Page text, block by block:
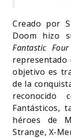
Creado por
Doom hizo
Fantastic
representado
objetivo es
de la
reconocido
Fantásticos,
héroes de
Strange, X-